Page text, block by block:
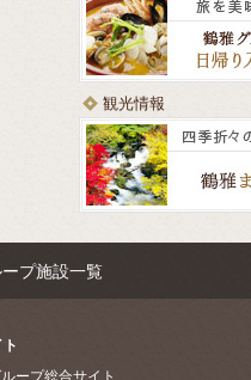
観光情報
プ施設一覧
ープ総合サイト